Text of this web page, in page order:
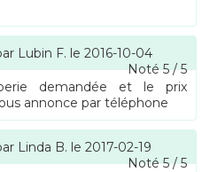
Lubin F. le 2016-10-04
Noté5/5
demandée et le prix
annonce par téléphone
Linda B. le 2017-02-19
Noté5/5